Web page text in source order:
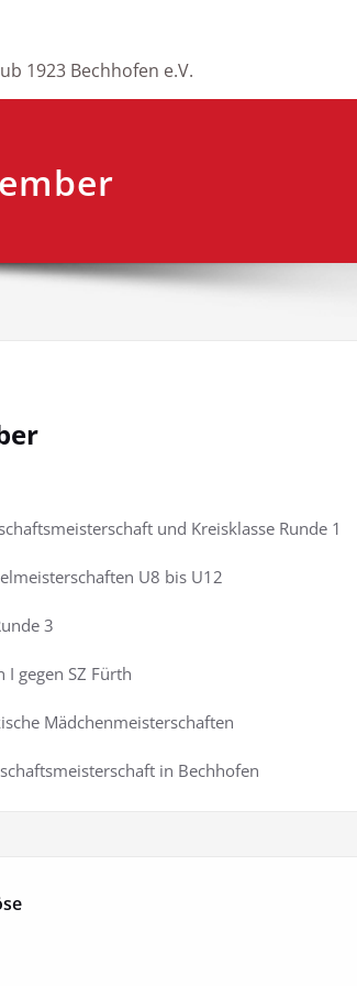
1923 Bechhofen e.V.
und Kreisklasse Runde 1
U8 bis U12
3
SZ Fürth
Mädchenmeisterschaften
in Bechhofen